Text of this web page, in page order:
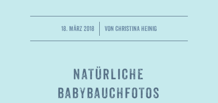
18. MÄRZ 2018
/ VON CHRISTINA HEINIG
NATÜRLICHE
BABYBAUCHFOTOS